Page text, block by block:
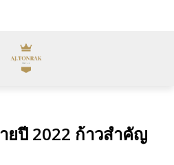
ปี 2022 ก้าวสำคัญ